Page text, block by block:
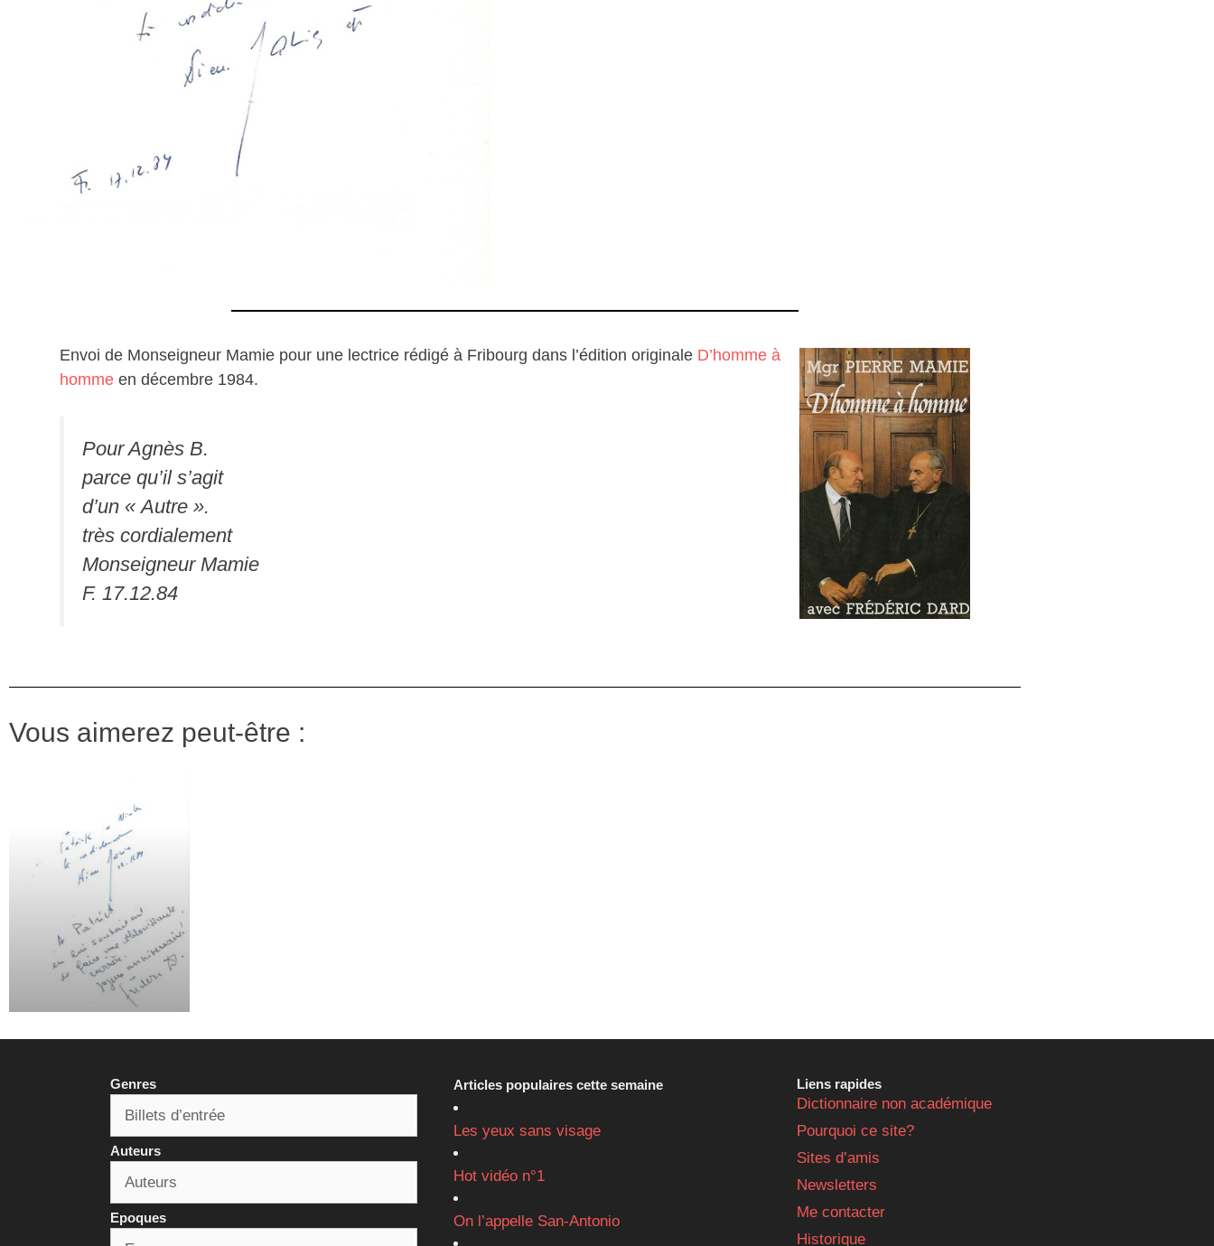
Envoi de Monseigneur Mamie pour une lectrice rédigé à Fribourg dans l’édition originale D’homme à
homme en décembre 1984.
Pour Agnès B.
parce qu’il s’agit
d’un « Autre ».
très cordialement
Monseigneur Mamie
F. 17.12.84
Vous aimerez peut-être :
Genres
Auteurs
Epoques
Articles populaires cette semaine
Les yeux sans visage
Hot vidéo n°1
On l’appelle San-Antonio
Liens rapides
Dictionnaire non académique
Pourquoi ce site?
Sites d’amis
Newsletters
Me contacter
Historique